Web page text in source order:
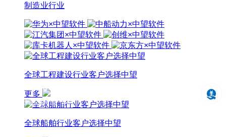
制造业行业
全球工程建设行业客户选择中望
更多
全球船舶行业客户选择中望
中望3D 2024
设计仿真制造一体化